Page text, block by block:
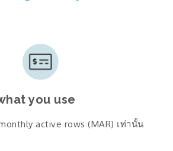
you use
active rows (MAR) เท่านั้น